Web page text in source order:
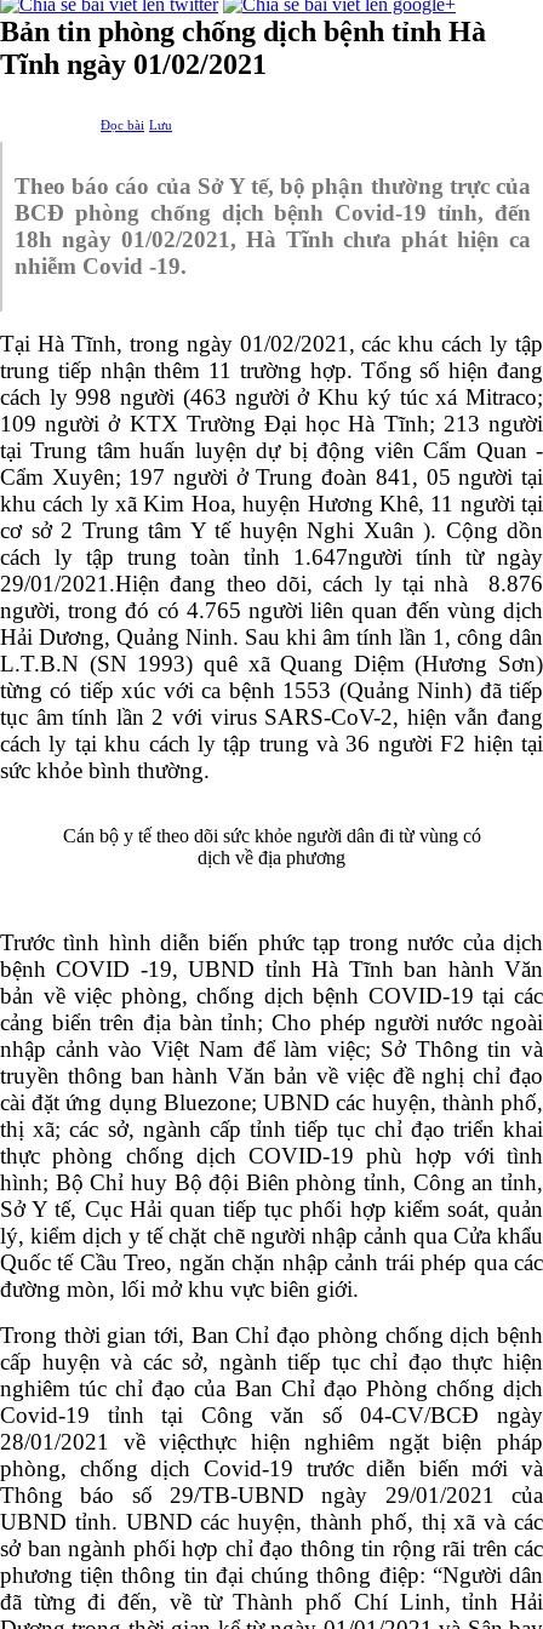
Bản tin phòng chống dịch bệnh tỉnh Hà
Tĩnh ngày 01/02/2021
Đọc bài Lưu
Theo báo cáo của Sở Y tế, bộ phận thường trực của
BCĐ phòng chống dịch bệnh Covid-19 tỉnh, đến
18h ngày 01/02/2021, Hà Tĩnh chưa phát hiện ca
nhiễm Covid -19.
Tại Hà Tĩnh, trong ngày 01/02/2021, các khu cách ly tập
trung tiếp nhận thêm 11 trường hợp. Tổng số hiện đang
cách ly 998 người (463 người ở Khu ký túc xá Mitraco;
109 người ở KTX Trường Đại học Hà Tĩnh; 213 người
tại Trung tâm huấn luyện dự bị động viên Cẩm Quan -
Cẩm Xuyên; 197 người ở Trung đoàn 841, 05 người tại
khu cách ly xã Kim Hoa, huyện Hương Khê, 11 người tại
cơ sở 2 Trung tâm Y tế huyện Nghi Xuân ). Cộng dồn
cách ly tập trung toàn tỉnh 1.647người tính từ ngày
29/01/2021.Hiện đang theo dõi, cách ly tại nhà 8.876
người, trong đó có 4.765 người liên quan đến vùng dịch
Hải Dương, Quảng Ninh. Sau khi âm tính lần 1, công dân
L.T.B.N (SN 1993) quê xã Quang Diệm (Hương Sơn)
từng có tiếp xúc với ca bệnh 1553 (Quảng Ninh) đã tiếp
tục âm tính lần 2 với virus SARS-CoV-2, hiện vẫn đang
cách ly tại khu cách ly tập trung và 36 người F2 hiện tại
sức khỏe bình thường.
Cán bộ y tế theo dõi sức khỏe người dân đi từ vùng có
dịch về địa phương
Trước tình hình diễn biến phức tạp trong nước của dịch
bệnh COVID -19, UBND tỉnh Hà Tĩnh ban hành Văn
bản về việc phòng, chống dịch bệnh COVID-19 tại các
cảng biển trên địa bàn tỉnh; Cho phép người nước ngoài
nhập cảnh vào Việt Nam để làm việc; Sở Thông tin và
truyền thông ban hành Văn bản về việc đề nghị chỉ đạo
cài đặt ứng dụng Bluezone; UBND các huyện, thành phố,
thị xã; các sở, ngành cấp tỉnh tiếp tục chỉ đạo triển khai
thực phòng chống dịch COVID-19 phù hợp với tình
hình; Bộ Chỉ huy Bộ đội Biên phòng tỉnh, Công an tỉnh,
Sở Y tế, Cục Hải quan tiếp tục phối hợp kiểm soát, quản
lý, kiểm dịch y tế chặt chẽ người nhập cảnh qua Cửa khẩu
Quốc tế Cầu Treo, ngăn chặn nhập cảnh trái phép qua các
đường mòn, lối mở khu vực biên giới.
Trong thời gian tới, Ban Chỉ đạo phòng chống dịch bệnh
cấp huyện và các sở, ngành tiếp tục chỉ đạo thực hiện
nghiêm túc chỉ đạo của Ban Chỉ đạo Phòng chống dịch
Covid-19 tỉnh tại Công văn số 04-CV/BCĐ ngày
28/01/2021 về việcthực hiện nghiêm ngặt biện pháp
phòng, chống dịch Covid-19 trước diễn biến mới và
Thông báo số 29/TB-UBND ngày 29/01/2021 của
UBND tỉnh. UBND các huyện, thành phố, thị xã và các
sở ban ngành phối hợp chỉ đạo thông tin rộng rãi trên các
phương tiện thông tin đại chúng thông điệp: “Người dân
đã từng đi đến, về từ Thành phố Chí Linh, tỉnh Hải